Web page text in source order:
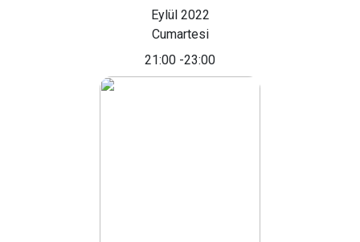
Eylül 2022
Cumartesi
21:00 -23:00